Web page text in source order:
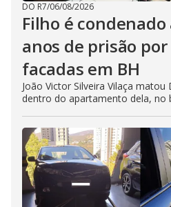
DO R7/06/08/2026
Filho é condenado
anos de prisão
facadas em BH
João Victor Silveira Vilaça
dentro do apartamento dela, no